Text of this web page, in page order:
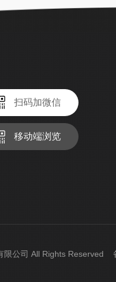
扫码加微信
移动端浏览
限公司 All Rights Reserved